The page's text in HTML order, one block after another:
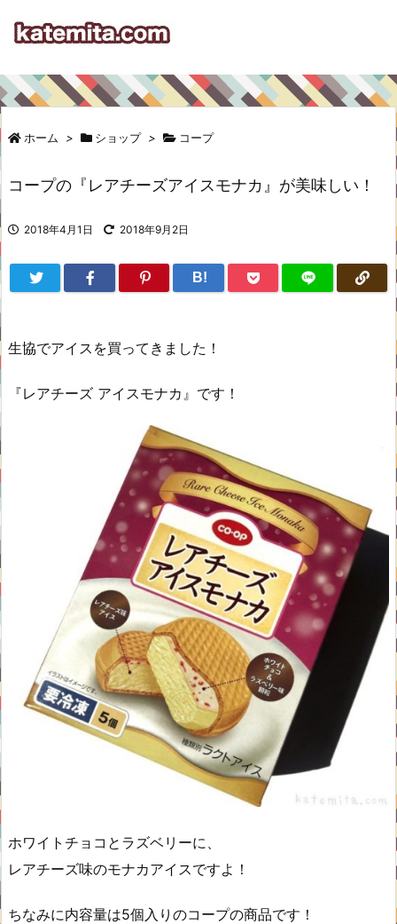
ホーム > ショップ > コープ
コープの『レアチーズアイスモナカ』が美味しい！
2018年4月1日 2018年9月2日
B!
生協でアイスを買ってきました！
『レアチーズ アイスモナカ』です！
ホワイトチョコとラズベリーに、
レアチーズ味のモナカアイスですよ！
ちなみに内容量は5個入りのコープの商品です！